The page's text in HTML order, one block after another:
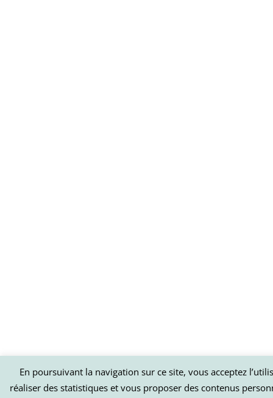
En poursuivant la navigation sur ce site, vous acceptez
réaliser des statistiques et vous proposer des contenus